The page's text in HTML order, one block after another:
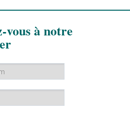
vous à notre